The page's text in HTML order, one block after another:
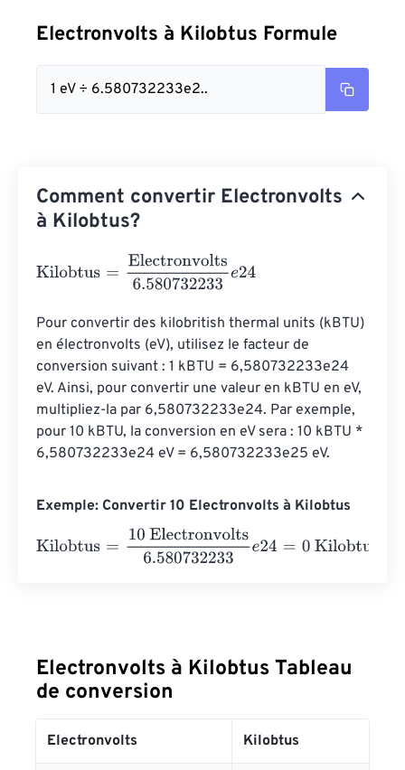
Electronvolts à Kilobtus Formule
1 eV ÷ 6.580732233e2..
Comment convertir Electronvolts
à Kilobtus?
Kilobtus Electronvolts6.580732233
Pour convertir des kilobritish thermal units (kBTU)
en électronvolts (eV), utilisez le facteur de
conversion suivant : 1 kBTU = 6,580732233e24
eV. Ainsi, pour convertir une valeur en kBTU en eV,
multipliez-la par 6,580732233e24. Par exemple,
pour 10 kBTU, la conversion en eV sera : 10 kBTU *
6,580732233e24 eV = 6,580732233e25 eV.
Exemple: Convertir 10 Electronvolts à Kilobtus
Kilobtus
10 Electronvolts6.580732233 24=0 Kilobtus
Electronvolts à Kilobtus Tableau
de conversion
Electronvolts Kilobtus